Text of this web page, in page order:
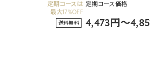
定期コースは
最大17%OFF
定期コース価格
送料無料 4,473円～